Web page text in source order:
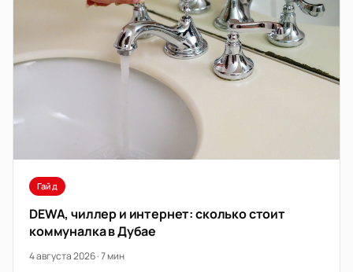
Гайд
DEWA, чиллер и интернет: сколько стоит
коммуналка в Дубае
4 августа 2026 · 7 мин